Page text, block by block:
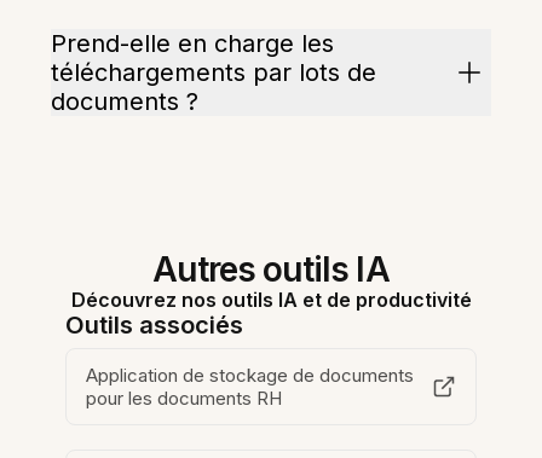
Prend-elle en charge les
téléchargements par lots de
documents ?
Autres outils IA
Découvrez nos outils IA et de productivité
Outils associés
Application de stockage de documents
pour les documents RH